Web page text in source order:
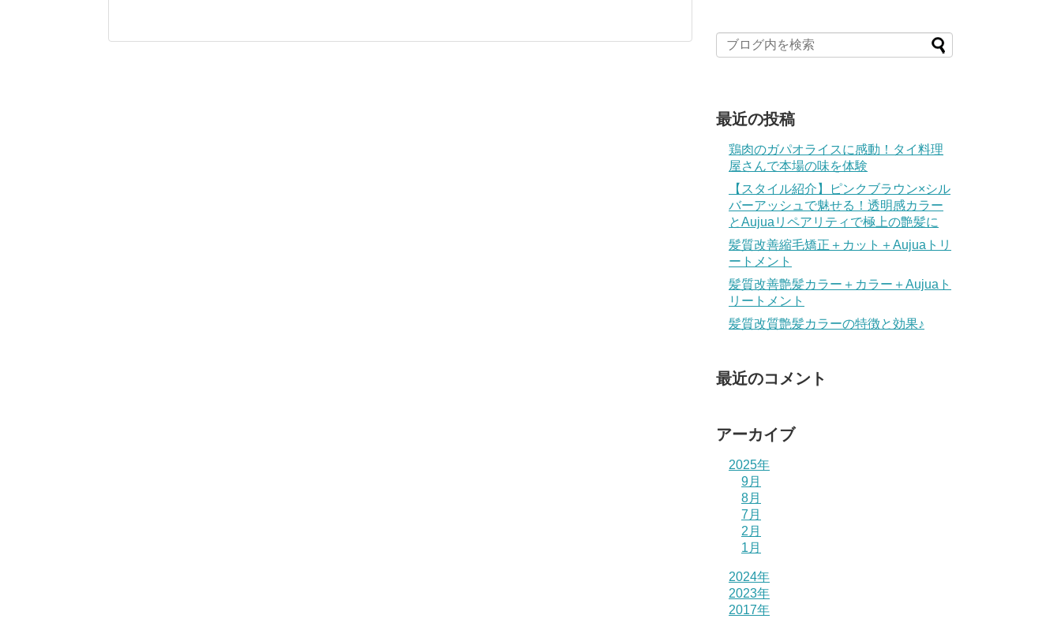
最近の投稿
鶏肉のガパオライスに感動！タイ料理
屋さんで本場の味を体験
【スタイル紹介】ピンクブラウン×シル
バーアッシュで魅せる！透明感カラー
とAujuaリペアリティで極上の艶髪に
髪質改善縮毛矯正＋カット＋Aujuaトリ
ートメント
髪質改善艶髪カラー＋カラー＋Aujuaト
リートメント
髪質改質艶髪カラーの特徴と効果♪
最近のコメント
アーカイブ
2025年
9月
8月
7月
2月
1月
2024年
2023年
2017年